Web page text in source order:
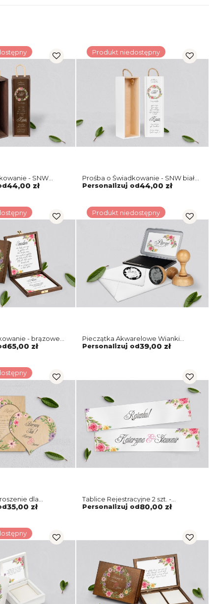
- SNW
Wianki Motyw
44,00 zł
Produkt niedostępny
Prośba o Świadkowanie - SNW biała
Akwarelowe Wianki Motyw 5
Personalizuj od44,00 zł
- brązowe
Wianki Motyw 5
65,00 zł
Produkt niedostępny
Pieczątka Akwarelowe Wianki
Motyw 5
Personalizuj od39,00 zł
dla
Wianki
35,00 zł
Tablice Rejestracyjne 2 szt. -
Akwarelowe Wianki Motyw 5
Personalizuj od80,00 zł